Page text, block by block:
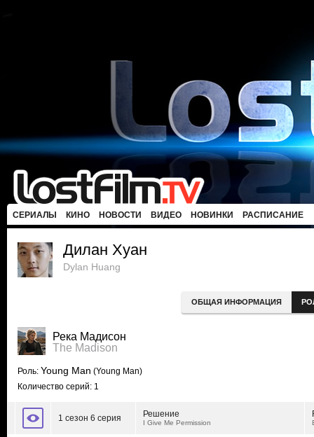
СЕРИАЛЫ КИНО НОВОСТИ ВИДЕО НОВИНКИ РАСПИСАНИЕ
Дилан Хуан
Dylan Huang
ОБЩАЯ ИНФОРМАЦИЯ
Река Мадисон
The Madison
Роль: Young Man (Young Man)
Количество серий: 1
1 сезон 6 серия Решение
I Give Me Permission